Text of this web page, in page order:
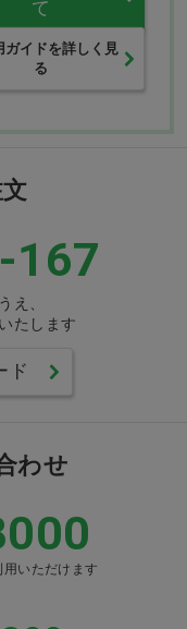
て
ガイドを詳しく見
る
167
え、
たします
ド
わせ
いただけます